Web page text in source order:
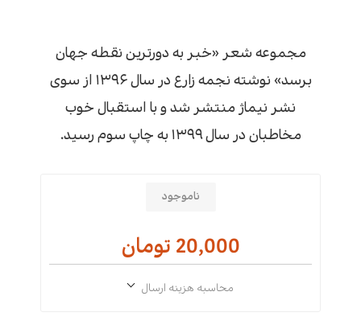
مجموعه شعر «خبر به دورترین نقطه جهان
برسد» نوشته نجمه زارع در سال ۱۳۹۶ از سوی
نشر نیماژ منتشر شد و با استقبال خوب
مخاطبان در سال ۱۳۹۹ به چاپ سوم رسید.
ناموجود
20,000 تومان
محاسبه هزینه ارسال